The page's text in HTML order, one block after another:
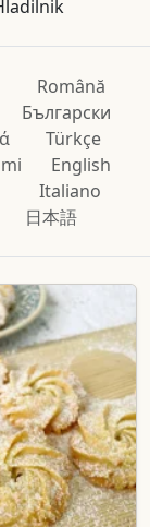
Română
Български
Türkçe
English
Italiano
日本語